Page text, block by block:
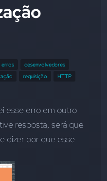
erros
desenvolvedores
requisição
HTTP
esse erro em outro
resposta, será que
dizer por que esse